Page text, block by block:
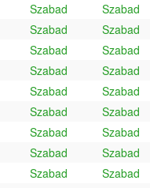
Szabad
Szabad
Szabad
Szabad
Szabad
Szabad
Szabad
Szabad
Szabad
Szabad
Szabad
Szabad
Szabad
Szabad
Szabad
Szabad
Szabad
Szabad